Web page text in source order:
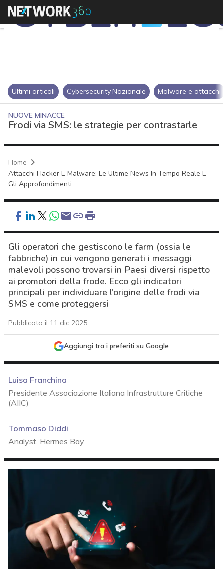
Ultimi articoli Cybersecurity Nazionale Malware e attacchi
NUOVE MINACCE
Frodi via SMS: le strategie per contrastarle
Home
Attacchi Hacker E Malware: Le Ultime News In Tempo Reale E
Gli Approfondimenti
Gli operatori che gestiscono le farm (ossia le
fabbriche) in cui vengono generati i messaggi
malevoli possono trovarsi in Paesi diversi rispetto
ai promotori della frode. Ecco gli indicatori
principali per individuare l’origine delle frodi via
SMS e come proteggersi
Pubblicato il 11 dic 2025
Aggiungi tra i preferiti su Google
Luisa Franchina
Presidente Associazione Italiana Infrastrutture Critiche
(AIIC)
Tommaso Diddi
Analyst, Hermes Bay